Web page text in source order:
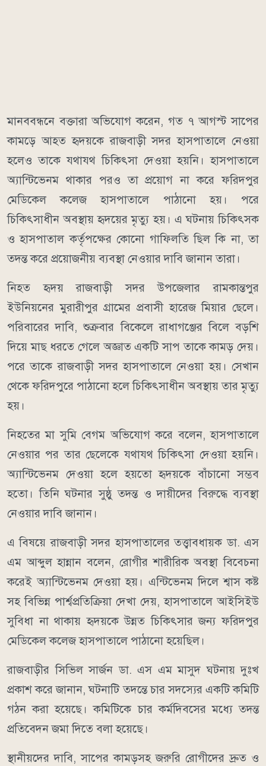
মানববন্ধনে বক্তারা অভিযোগ করেন, গত ৭ আগস্ট সাপের
কামড়ে আহত হৃদয়কে রাজবাড়ী সদর হাসপাতালে নেওয়া
হলেও তাকে যথাযথ চিকিৎসা দেওয়া হয়নি। হাসপাতালে
অ্যান্টিভেনম থাকার পরও তা প্রয়োগ না করে ফরিদপুর
মেডিকেল কলেজ হাসপাতালে পাঠানো হয়। পরে
চিকিৎসাধীন অবস্থায় হৃদয়ের মৃত্যু হয়। এ ঘটনায় চিকিৎসক
ও হাসপাতাল কর্তৃপক্ষের কোনো গাফিলতি ছিল কি না, তা
তদন্ত করে প্রয়োজনীয় ব্যবস্থা নেওয়ার দাবি জানান তারা।
নিহত হৃদয় রাজবাড়ী সদর উপজেলার রামকান্তপুর
ইউনিয়নের মুরারীপুর গ্রামের প্রবাসী হারেজ মিয়ার ছেলে।
পরিবারের দাবি, শুক্রবার বিকেলে রাধাগঞ্জের বিলে বড়শি
দিয়ে মাছ ধরতে গেলে অজ্ঞাত একটি সাপ তাকে কামড় দেয়।
পরে তাকে রাজবাড়ী সদর হাসপাতালে নেওয়া হয়। সেখান
থেকে ফরিদপুরে পাঠানো হলে চিকিৎসাধীন অবস্থায় তার মৃত্যু
হয়।
নিহতের মা সুমি বেগম অভিযোগ করে বলেন, হাসপাতালে
নেওয়ার পর তার ছেলেকে যথাযথ চিকিৎসা দেওয়া হয়নি।
অ্যান্টিভেনম দেওয়া হলে হয়তো হৃদয়কে বাঁচানো সম্ভব
হতো। তিনি ঘটনার সুষ্ঠু তদন্ত ও দায়ীদের বিরুদ্ধে ব্যবস্থা
নেওয়ার দাবি জানান।
এ বিষয়ে রাজবাড়ী সদর হাসপাতালের তত্ত্বাবধায়ক ডা. এস
এম আব্দুল হান্নান বলেন, রোগীর শারীরিক অবস্থা বিবেচনা
করেই অ্যান্টিভেনম দেওয়া হয়। এন্টিভেনম দিলে শ্বাস কষ্ট
সহ বিভিন্ন পার্শ্বপ্রতিক্রিয়া দেখা দেয়, হাসপাতালে আইসিইউ
সুবিধা না থাকায় হৃদয়কে উন্নত চিকিৎসার জন্য ফরিদপুর
মেডিকেল কলেজ হাসপাতালে পাঠানো হয়েছিল।
রাজবাড়ীর সিভিল সার্জন ডা. এস এম মাসুদ ঘটনায় দুঃখ
প্রকাশ করে জানান, ঘটনাটি তদন্তে চার সদস্যের একটি কমিটি
গঠন করা হয়েছে। কমিটিকে চার কর্মদিবসের মধ্যে তদন্ত
প্রতিবেদন জমা দিতে বলা হয়েছে।
স্থানীয়দের দাবি, সাপের কামড়সহ জরুরি রোগীদের দ্রুত ও